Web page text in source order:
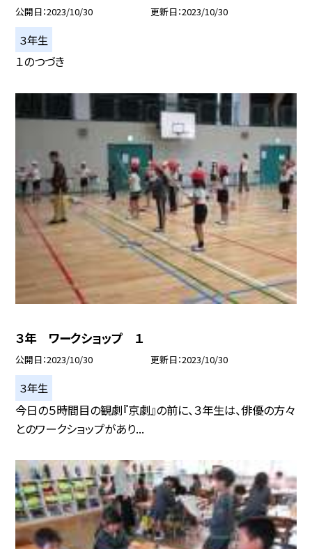
公開日 2023/10/30 更新日 2023/10/30
３年生
１のつづき
３年 ワークショップ １
公開日 2023/10/30 更新日 2023/10/30
３年生
今日の５時間目の観劇『京劇』の前に、３年生は、俳優の方々
とのワークショップがあり...